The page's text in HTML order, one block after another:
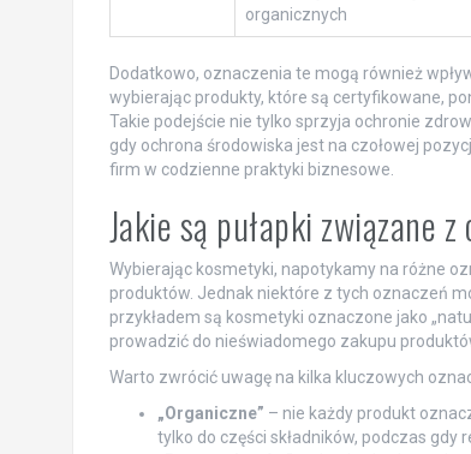
organicznych
Dodatkowo, oznaczenia te mogą również
wybierając produkty, które są certyfikowane,
Takie podejście nie tylko sprzyja ochronie
gdy ochrona środowiska jest na czołowej
firm w codzienne praktyki biznesowe.
Jakie są pułapki związane
Wybierając kosmetyki, napotykamy na różne
produktów. Jednak niektóre z tych oznaczeń
przykładem są kosmetyki oznaczone jako
prowadzić do nieświadomego zakupu
Warto zwrócić uwagę na kilka kluczowych
„Organiczne” – nie każdy produkt
tylko do części składników, podczas gdy